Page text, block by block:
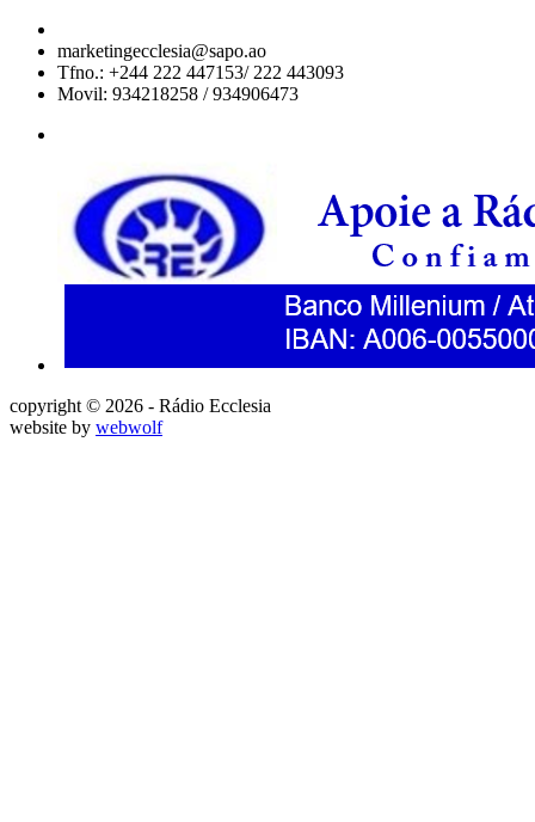
marketingecclesia@sapo.ao
Tfno.: +244 222 447153/ 222 443093
Movil: 934218258 / 934906473
copyright © 2026 - Rádio Ecclesia
website by webwolf